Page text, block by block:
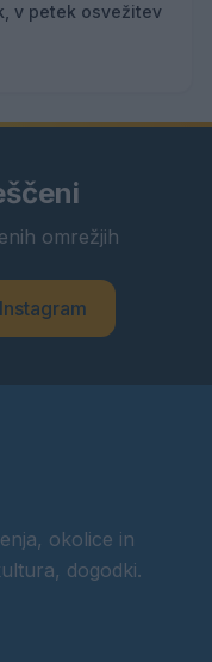
v petek osvežitev
omrežjih
Instagram
okolice in
dogodki.